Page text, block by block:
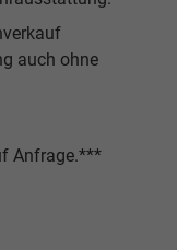
auch ohne
Anfrage.***